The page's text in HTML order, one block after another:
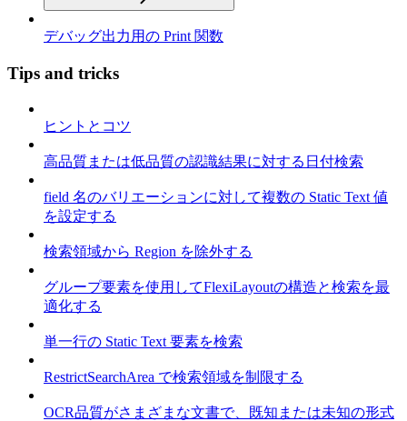
デバッグ出力用の Print 関数
Tips and tricks
ヒントとコツ
高品質または低品質の認識結果に対する日付検索
field 名のバリエーションに対して複数の Static Text 値
を設定する
検索領域から Region を除外する
グループ要素を使用してFlexiLayoutの構造と検索を最
適化する
単一行の Static Text 要素を検索
RestrictSearchArea で検索領域を制限する
OCR品質がさまざまな文書で、既知または未知の形式